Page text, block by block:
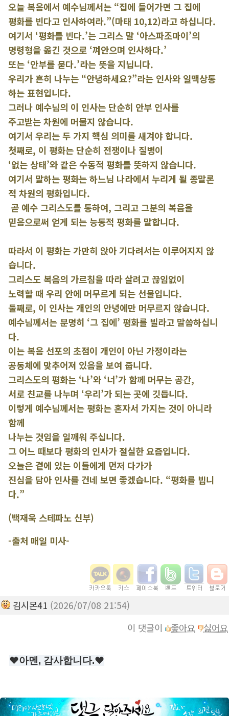
오늘 복음에서 예수님께서는 “집에 들어가면 그 집에
평화를 빈다고 인사하여라.”(마태 10,12)라고 하십니다.
여기서 ‘평화를 빈다.’는 그리스 말 ‘아스파조마이’의
명령형을 옮긴 것으로 ‘껴안으며 인사하다.’
또는 ‘안부를 묻다.’라는 뜻을 지닙니다.
우리가 흔히 나누는 “안녕하세요?”라는 인사와 일맥상통
하는 표현입니다.
그러나 예수님의 이 인사는 단순히 안부 인사를
주고받는 차원에 머물지 않습니다.
여기서 우리는 두 가지 핵심 의미를 새겨야 합니다.
첫째로, 이 평화는 단순히 전쟁이나 질병이
‘없는 상태’와 같은 수동적 평화를 뜻하지 않습니다.
여기서 말하는 평화는 하느님 나라에서 누리게 될 종말론
적 차원의 평화입니다.
곧 예수 그리스도를 통하여, 그리고 그분의 복음을
믿음으로써 얻게 되는 능동적 평화를 말합니다.
따라서 이 평화는 가만히 앉아 기다려서는 이루어지지 않
습니다.
그리스도 복음의 가르침을 따라 살려고 끊임없이
노력할 때 우리 안에 머무르게 되는 선물입니다.
둘째로, 이 인사는 개인의 안녕에만 머무르지 않습니다.
예수님께서는 분명히 ‘그 집에’ 평화를 빌라고 말씀하십니
다.
이는 복음 선포의 초점이 개인이 아닌 가정이라는
공동체에 맞추어져 있음을 보여 줍니다.
그리스도의 평화는 ‘나’와 ‘너’가 함께 머무는 공간,
서로 친교를 나누며 ‘우리’가 되는 곳에 깃듭니다.
이렇게 예수님께서는 평화는 혼자서 가지는 것이 아니라
함께
나누는 것임을 일깨워 주십니다.
그 어느 때보다 평화의 인사가 절실한 요즘입니다.
오늘은 곁에 있는 이들에게 먼저 다가가
진심을 담아 인사를 건네 보면 좋겠습니다. “평화를 빕니
다.”
(백재욱 스테파노 신부)
-출처 매일 미사-
김시몬41 (2026/07/08 21:54)
이 댓글이
좋아요 싫어요
❤️아멘, 감사합니다.❤️